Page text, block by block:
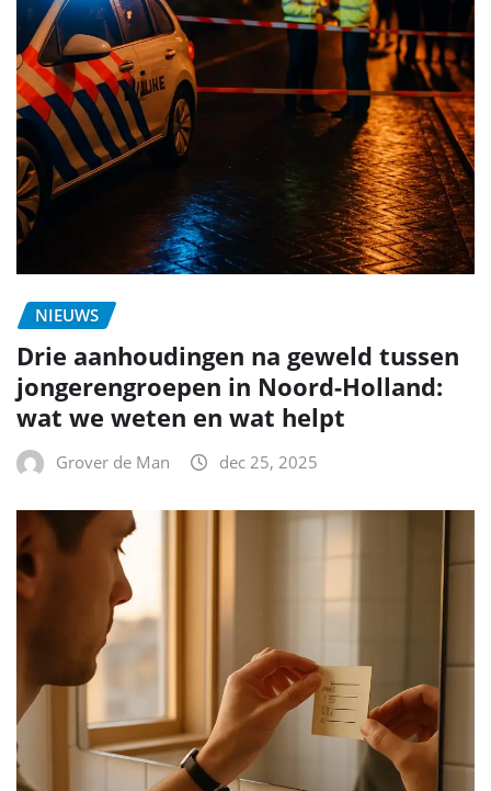
NIEUWS
Drie aanhoudingen na geweld tussen
jongerengroepen in Noord-Holland:
wat we weten en wat helpt
Grover de Man dec 25, 2025